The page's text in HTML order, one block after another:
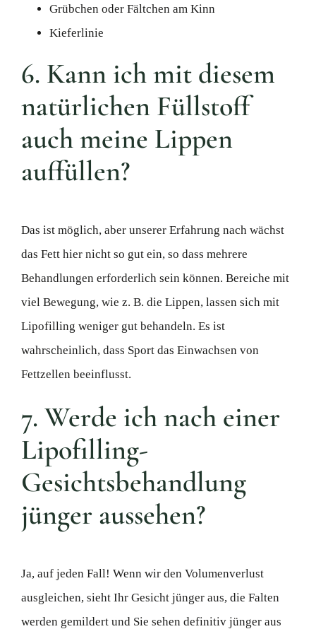
Grübchen oder Fältchen am Kinn
Kieferlinie
6. Kann ich mit diesem
natürlichen Füllstoff
auch meine Lippen
auffüllen?
Das ist möglich, aber unserer Erfahrung nach wächst
das Fett hier nicht so gut ein, so dass mehrere
Behandlungen erforderlich sein können. Bereiche mit
viel Bewegung, wie z. B. die Lippen, lassen sich mit
Lipofilling weniger gut behandeln. Es ist
wahrscheinlich, dass Sport das Einwachsen von
Fettzellen beeinflusst.
7. Werde ich nach einer
Lipofilling-
Gesichtsbehandlung
jünger aussehen?
Ja, auf jeden Fall! Wenn wir den Volumenverlust
ausgleichen, sieht Ihr Gesicht jünger aus, die Falten
werden gemildert und Sie sehen definitiv jünger aus